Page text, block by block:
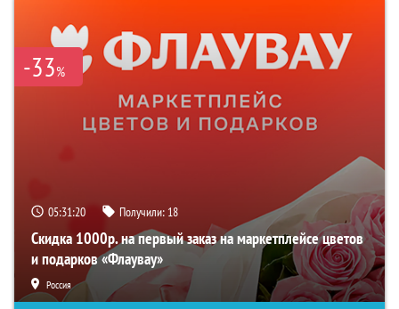
-33%
05:31:19 Получили: 18
Скидка 1000р. на первый заказ на маркетплейсе цветов
и подарков «Флаувау»
Россия